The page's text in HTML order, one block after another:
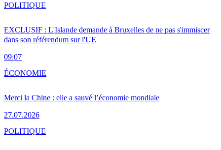
EXCLUSIF : L'Islande demande à Bruxelles de ne pas s'immiscer
dans son référendum sur l'UE
09:07
POLITIQUE
Merci la Chine : elle a sauvé l’économie mondiale
27.07.2026
ÉCONOMIE
POLITIQUE